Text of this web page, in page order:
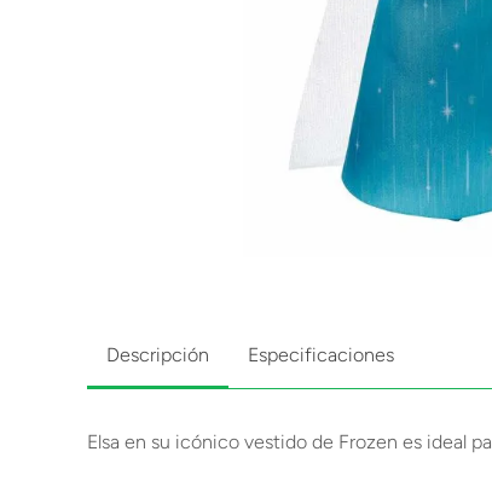
Descripción Especificaciones
Elsa en su icónico vestido de Frozen es ideal